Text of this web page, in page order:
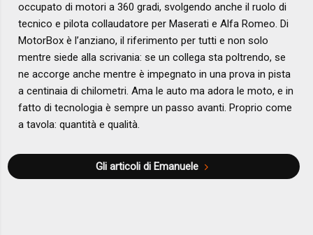
occupato di motori a 360 gradi, svolgendo anche il ruolo di
tecnico e pilota collaudatore per Maserati e Alfa Romeo. Di
MotorBox è l’anziano, il riferimento per tutti e non solo
mentre siede alla scrivania: se un collega sta poltrendo, se
ne accorge anche mentre è impegnato in una prova in pista
a centinaia di chilometri. Ama le auto ma adora le moto, e in
fatto di tecnologia è sempre un passo avanti. Proprio come
a tavola: quantità e qualità.
Gli articoli di Emanuele